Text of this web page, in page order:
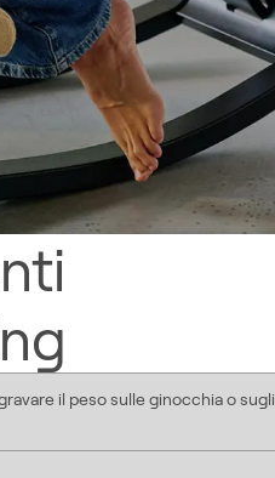
il peso sulle ginocchia o sugli